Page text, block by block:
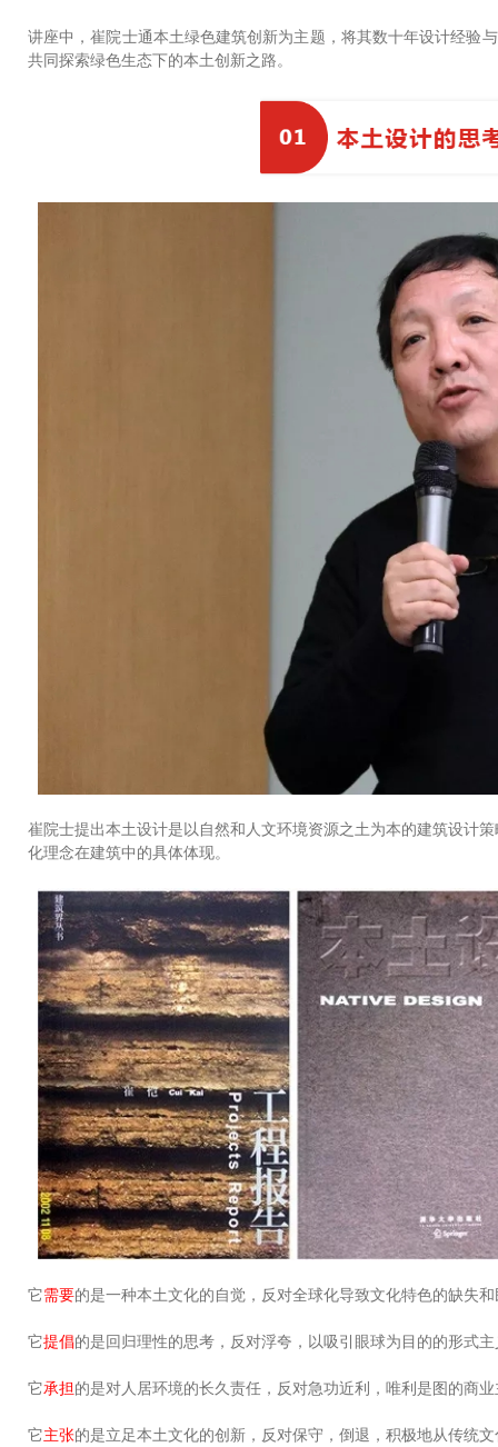
讲座中，崔院士通本土绿色建筑创新为主题，将其数十年设计经验
共同探索绿色生态下的本土创新之路。
崔院士提出本土设计是以自然和人文环境资源之土为本的建筑设计
化理念在建筑中的具体体现。
它需要的是一种本土文化的自觉，反对全球化导致文化特色的缺失
它提倡的是回归理性的思考，反对浮夸，以吸引眼球为目的的形式
它承担的是对人居环境的长久责任，反对急功近利，唯利是图的商
它主张的是立足本土文化的创新，反对保守，倒退，积极地从传统